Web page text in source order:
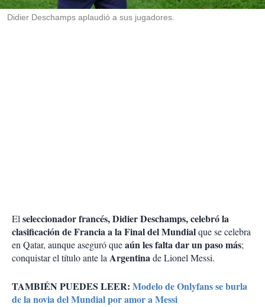
r
Didier Deschamps aplaudió a sus jugadores.
Elseleccionador francés, Didier Deschamps, celebró la
clasificación de Francia a la Final del Mundialque se celebra
en Qatar, aunque aseguró queaún les falta dar un paso más;
conquistar el título ante laArgentinade Lionel Messi.
TAMBIÉN PUEDES LEER: Modelo de Onlyfans se burla
de la novia del Mundial por amor a Messi